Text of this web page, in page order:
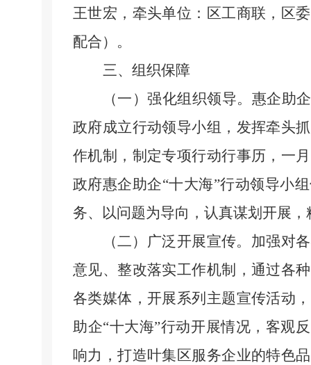
王世宏，牵头单位：区工商联，区
配合）。
三、组织保障
（一）强化组织领导。 惠企助企
政府成立行动领导小组，发挥牵头
作机制，制定专项行动行事历，一
政府惠企助企“十大海”行动领导小
务、以问题为导向，认真谋划开展
（二）广泛开展宣传。 加强对
意见、整改落实工作机制，通过各
各类媒体，开展系列主题宣传活动
助企“十大海”行动开展情况，客观
响力，打造叶集区服务企业的特色